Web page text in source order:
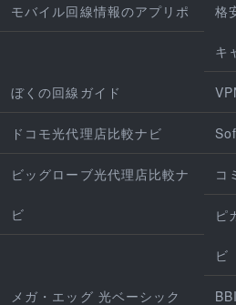
モバイル回線情報のアプリポ 格
キ
ぼくの回線ガイド
ドコモ光代理店比較ナビ
ビッグローブ光代理店比較ナ
ビ
コ
ピ
ビ
メガ・エッグ 光ベーシック